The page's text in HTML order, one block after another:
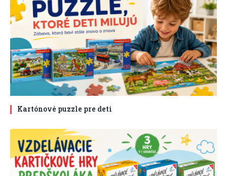
Kartónové puzzle pre deti